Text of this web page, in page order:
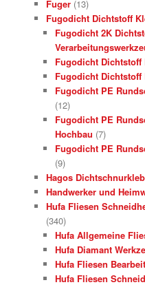
Fuger (13)
Fugodicht Dichtstoff
Fugodicht 2K
Fugodicht Dichtstoff
Fugodicht Dichtstoff
Fugodicht PE
(12)
Fugodicht PE
Hochbau (7)
Fugodicht PE
(9)
Hagos
Handwerker und
Hufa Fliesen
(340)
Hufa Allgemeine
Hufa Diamant
Hufa Fliesen
Hufa Fliesen